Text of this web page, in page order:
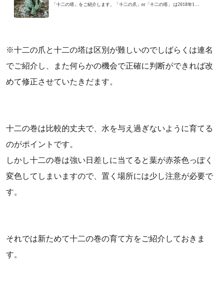
「十二の塔」をご紹介します。「十二の爪」or「十二の塔」 は2018年10
※十二の爪と十二の塔は区別が難しいのでしばらくは連名
でご紹介し、また何らかの機会で正確に判断ができれば改
めて修正させていたきだます。
十二の巻は比較的丈夫で、水を与え過ぎないように育てる
のがポイントです。
しかし十二の巻は強い日差しに当てると葉が赤茶色っぽく
変色してしまいますので、置く場所には少し注意が必要で
す。
それでは新ためて十二の巻の育て方をご紹介しておきま
す。